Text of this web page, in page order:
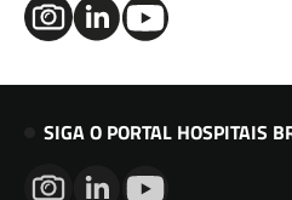
SIGA O PORTAL HOSPITAIS